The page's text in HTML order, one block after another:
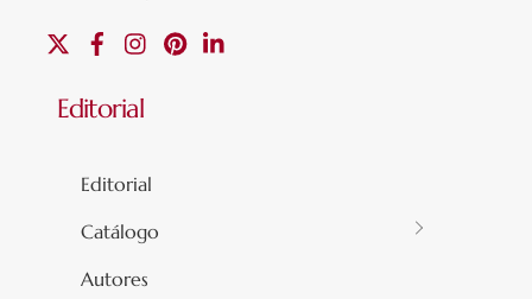
FacebookInstagramPinterest
Editorial
Editorial
Catálogo
Autores